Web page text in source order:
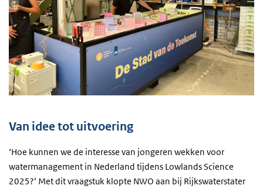
Van idee tot uitvoering
‘Hoe kunnen we de interesse van jongeren wekken voor
watermanagement in Nederland tijdens Lowlands Science
2025?’ Met dit vraagstuk klopte NWO aan bij Rijkswaterstater